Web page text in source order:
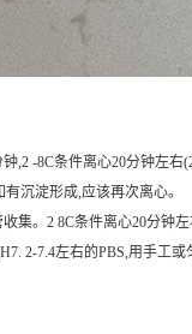
,2 -8C条件离心20分钟左
沉淀形成,应该再次离心。
集。2 8C条件离心20分钟
2-7.4左右的PBS,用手工